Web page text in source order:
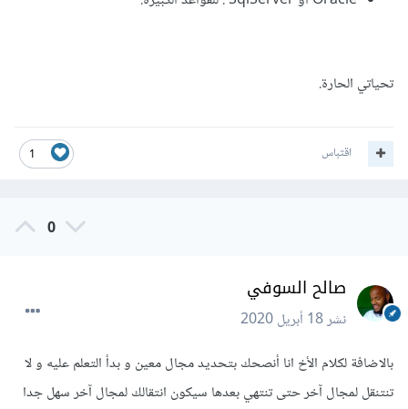
تحياتي الحارة.
1 اقتباس
0
صالح السوفي
نشر18 أبريل 2020
بالاضافة لكلام الأخ انا أنصحك بتحديد مجال معين و بدأ التعلم عليه و لا
تنتنقل لمجال آخر حتى تنتهي بعدها سيكون انتقالك لمجال آخر سهل جدا